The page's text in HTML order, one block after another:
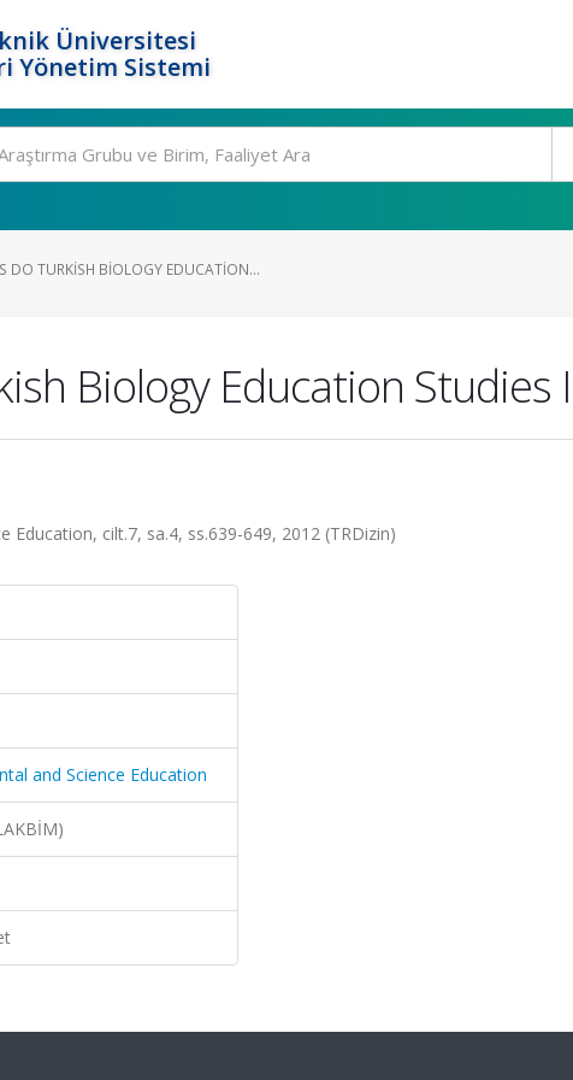
Üniversitesi
Yönetim Sistemi
DO TURKISH BIOLOGY EDUCATION...
Biology Education Studies
cilt.7, sa.4, ss.639-649, 2012 (TRDizin)
and Science Education